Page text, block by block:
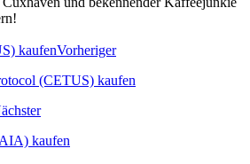
Vorheriger
(CETUS) kaufen
kaufen